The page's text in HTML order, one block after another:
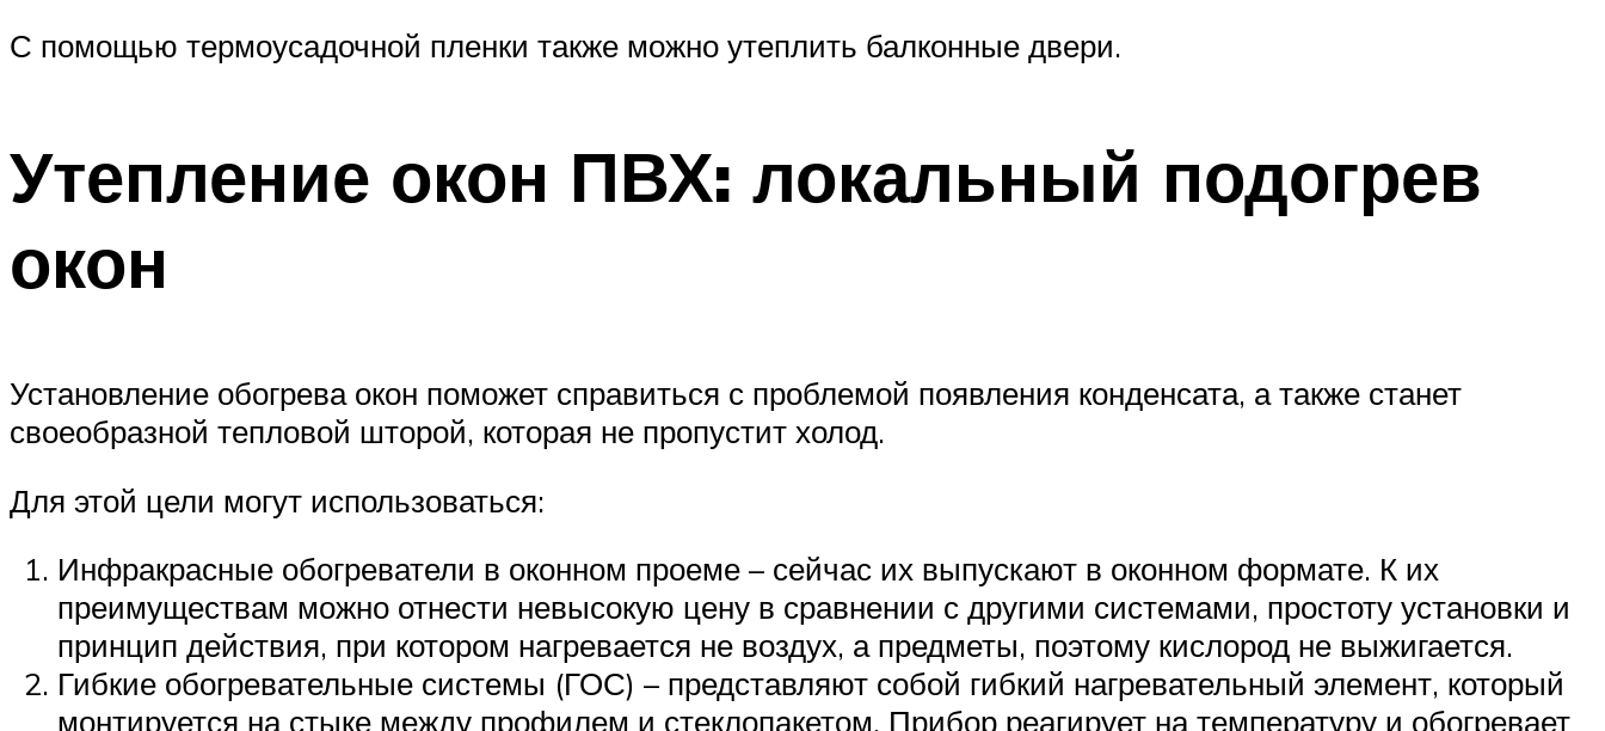
С помощью термоусадочной пленки также можно утеплить балконные двери.
Утепление окон ПВХ: локальный подогрев
окон
Установление обогрева окон поможет справиться с проблемой появления конденсата, а также станет
своеобразной тепловой шторой, которая не пропустит холод.
Для этой цели могут использоваться:
Инфракрасные обогреватели в оконном проеме – сейчас их выпускают в оконном формате. К их
преимуществам можно отнести невысокую цену в сравнении с другими системами, простоту установки и
принцип действия, при котором нагревается не воздух, а предметы, поэтому кислород не выжигается.
Гибкие обогревательные системы (ГОС) – представляют собой гибкий нагревательный элемент, который
монтируется на стыке между профилем и стеклопакетом. Прибор реагирует на температуру и обогревает